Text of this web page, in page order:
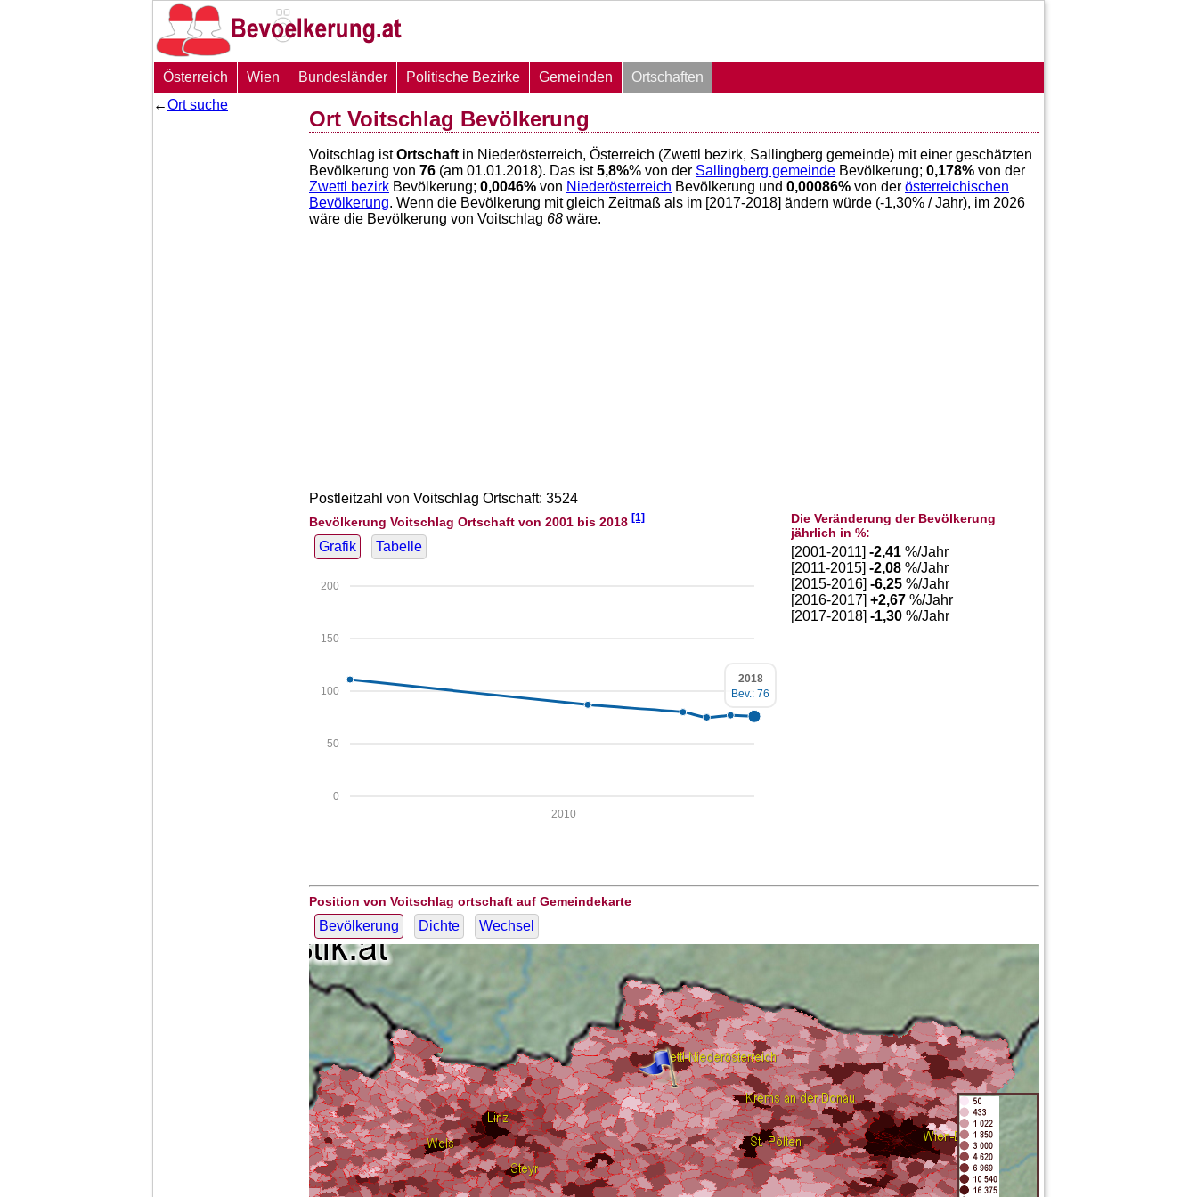
Österreich Wien Bundesländer Politische Bezirke Gemeinden
Ortschaften
←Ort suche
Ort Voitschlag Bevölkerung
Voitschlag istOrtschaft in Niederösterreich, Österreich (Zwettl bezirk, Sallingberg gemeinde) mit einer geschätzten
Bevölkerung von 76 (am 01.01.2018). Das ist5,8%% von der Sallingberg gemeinde Bevölkerung; 0,178% von der
Zwettl bezirk Bevölkerung; 0,0046% von Niederösterreich Bevölkerung und 0,00086% von der österreichischen
Bevölkerung. Wenn die Bevölkerung mit gleich Zeitmaß als im [2017-2018] ändern würde (-1,30% / Jahr), im 2026
wäre die Bevölkerung von Voitschlag 68 wäre.
Postleitzahl von Voitschlag Ortschaft: 3524
Bevölkerung Voitschlag Ortschaft von 2001 bis 2018 [1]
Grafik Tabelle
0
50
100
150
200
2010
2018
Bev.: 76
Die Veränderung der Bevölkerung
jährlich in %:
[2001-2011]-2,41 %/Jahr
[2011-2015]-2,08 %/Jahr
[2015-2016]-6,25 %/Jahr
[2016-2017]+2,67 %/Jahr
[2017-2018]-1,30 %/Jahr
Position von Voitschlag ortschaft auf Gemeindekarte
Bevölkerung Dichte Wechsel